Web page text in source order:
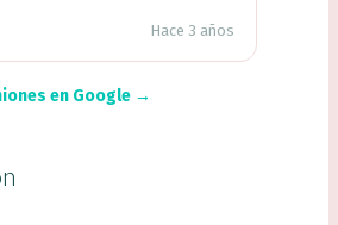
Hace 3 años
en Google →